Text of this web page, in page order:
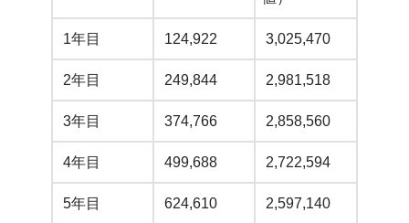
1年目 124,922 3,025,470
2年目 249,844 2,981,518
3年目 374,766 2,858,560
4年目 499,688 2,722,594
5年目 624,610 2,597,140